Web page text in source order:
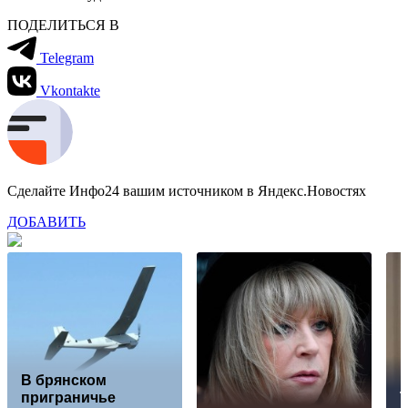
ПОДЕЛИТЬСЯ В
Telegram
Vkontakte
Сделайте Инфо24 вашим источником в Яндекс.Новостях
ДОБАВИТЬ
В брянском
приграничье